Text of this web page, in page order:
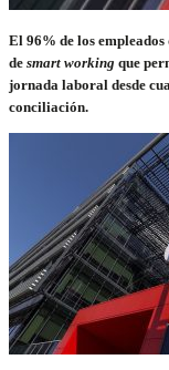
El 96% de los empleados
de smart working que
jornada laboral desde
conciliación.